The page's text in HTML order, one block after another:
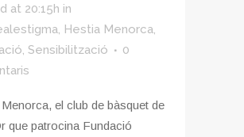
at 20:15h in
Hestia Menorca
Sensibilització
0
el club de bàsquet de
que patrocina Fundació